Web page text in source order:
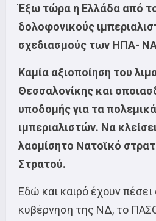
Έξω τώρα η Ελλάδα από
δολοφονικούς
σχεδιασμούς των ΗΠΑ-
Καμία αξιοποίηση του
Θεσσαλονίκης και
υποδομής για τα
ιμπεριαλιστών. Να
λαομίσητο Νατοϊκό
Στρατού.
Εδώ και καιρό έχουν πέσει
κυβέρνηση της ΝΔ, το